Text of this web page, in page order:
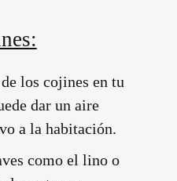
los cojines en tu
dar un aire
a la habitación.
como el lino o